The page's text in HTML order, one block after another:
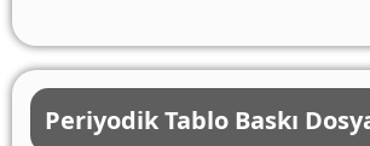
Periyodik Tablo Baskı